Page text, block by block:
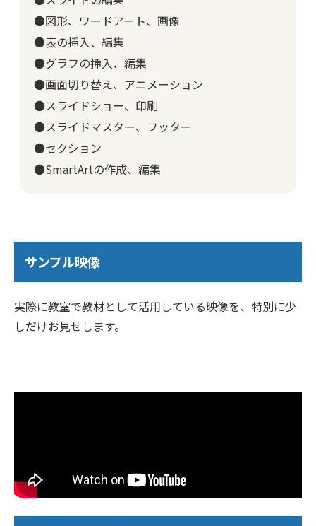
●図形、ワードアート、画像
●表の挿入、編集
●グラフの挿入、編集
●画面切り替え、アニメーション
●スライドショー、印刷
●スライドマスター、フッター
●セクション
●SmartArtの作成、編集
サンプル映像
実際に教室で教材として活用している映像を、特別に少
しだけお見せします。